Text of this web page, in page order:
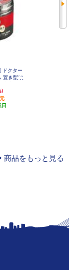
ドクター
置き型50
)
日
商品をもっと見る